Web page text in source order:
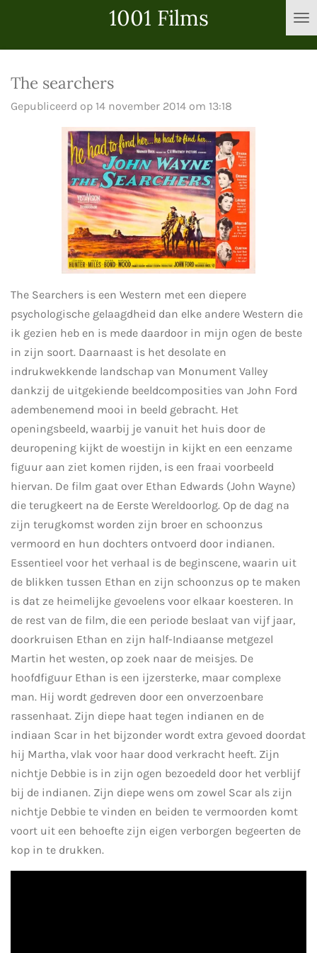
hoofdinhoud
1001 Films
The searchers
Gepubliceerd op 14 november 2014 om 13:18
The Searchers is een Western met een diepere
psychologische gelaagdheid dan elke andere Western die
ik gezien heb en is mede daardoor in mijn ogen de beste
in zijn soort. Daarnaast is het desolate en
indrukwekkende landschap van Monument Valley
dankzij de uitgekiende beeldcomposities van John Ford
adembenemend mooi in beeld gebracht. Het
openingsbeeld, waarbij je vanuit het huis door de
deuropening kijkt de woestijn in kijkt en een eenzame
figuur aan ziet komen rijden, is een fraai voorbeeld
hiervan. De film gaat over Ethan Edwards (John Wayne)
die terugkeert na de Eerste Wereldoorlog. Op de dag na
zijn terugkomst worden zijn broer en schoonzus
vermoord en hun dochters ontvoerd door indianen.
Essentieel voor het verhaal is de beginscene, waarin uit
de blikken tussen Ethan en zijn schoonzus op te maken
is dat ze heimelijke gevoelens voor elkaar koesteren. In
de rest van de film, die een periode beslaat van vijf jaar,
doorkruisen Ethan en zijn half-Indiaanse metgezel
Martin het westen, op zoek naar de meisjes. De
hoofdfiguur Ethan is een ijzersterke, maar complexe
man. Hij wordt gedreven door een onverzoenbare
rassenhaat. Zijn diepe haat tegen indianen en de
indiaan Scar in het bijzonder wordt extra gevoed doordat
hij Martha, vlak voor haar dood verkracht heeft. Zijn
nichtje Debbie is in zijn ogen bezoedeld door het verblijf
bij de indianen. Zijn diepe wens om zowel Scar als zijn
nichtje Debbie te vinden en beiden te vermoorden komt
voort uit een behoefte zijn eigen verborgen begeerten de
kop in te drukken.